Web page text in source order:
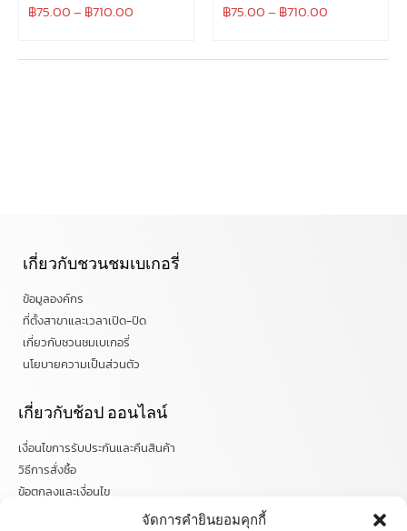
จัดการคำยินยอมคุกกี้
฿75.00– ฿710.00 ฿75.00– ฿710.00
เกี่ยวกับชวนชมเบเกอรี่
ข้อมูลองค์กร
ที่ตั้งสาขาและเวลาเปิด-ปิด
เกี่ยวกับชวนชมเบเกอรี่
นโยบายความเป็นส่วนตัว
เกี่ยวกับช้อป ออนไลน์
เงื่อนไขการรับประกันและคืนสินค้า
วิธีการสั่งซื้อ
ข้อตกลงและเงื่อนไข